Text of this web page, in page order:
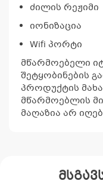
ძილის რეჟიმი
იონიზაცია
Wifi პორტი
მწარმოებელი
შეტყობინების
პროდუქტის
მწარმოებლის
მაღაზია არ